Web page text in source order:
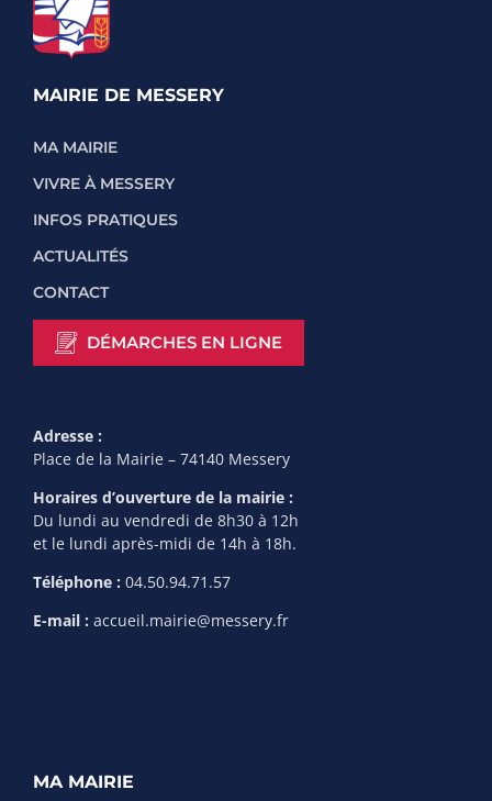
MAIRIE DE MESSERY
MA MAIRIE
VIVRE À MESSERY
INFOS PRATIQUES
ACTUALITÉS
CONTACT
DÉMARCHES EN LIGNE
Adresse :
Place de la Mairie – 74140 Messery
Horaires d’ouverture de la mairie :
Du lundi au vendredi de 8h30 à 12h
et le lundi après-midi de 14h à 18h.
Téléphone : 04.50.94.71.57
E-mail : accueil.mairie@messery.fr
MA MAIRIE